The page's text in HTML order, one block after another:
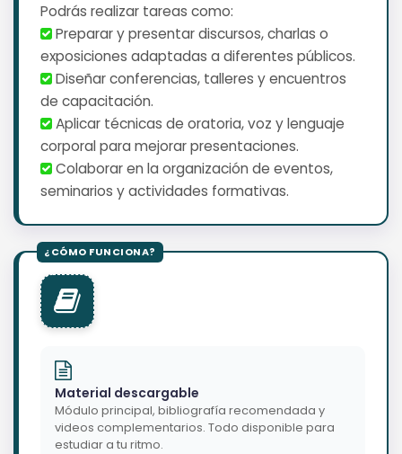
Podrás realizar tareas como:
️ Preparar y presentar discursos, charlas o
exposiciones adaptadas a diferentes públicos.
️ Diseñar conferencias, talleres y encuentros
de capacitación.
️ Aplicar técnicas de oratoria, voz y lenguaje
corporal para mejorar presentaciones.
️ Colaborar en la organización de eventos,
seminarios y actividades formativas.
Material descargable
Módulo principal, bibliografía recomendada y
videos complementarios. Todo disponible para
estudiar a tu ritmo.